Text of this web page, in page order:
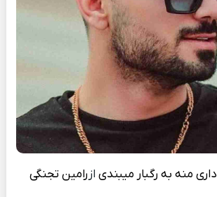
داری منه به رگبار میبندی از رامین تجنگی